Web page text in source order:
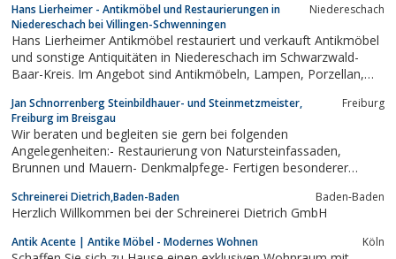
Hans Lierheimer - Antikmöbel und Restaurierungen in
Niedereschach bei Villingen-Schwenningen
Niedereschach
Hans Lierheimer Antikmöbel restauriert und verkauft Antikmöbel
und sonstige Antiquitäten in Niedereschach im Schwarzwald-
Baar-Kreis. Im Angebot sind Antikmöbeln, Lampen, Porzellan,
Jan Schnorrenberg Steinbildhauer- und Steinmetzmeister,
Freiburg im Breisgau
Freiburg
Wir beraten und begleiten sie gern bei folgenden
Angelegenheiten:- Restaurierung von Natursteinfassaden,
Brunnen und Mauern- Denkmalpfege- Fertigen besonderer
Naturstein
Schreinerei Dietrich,Baden-Baden Baden-Baden
Herzlich Willkommen bei der Schreinerei Dietrich GmbH
Antik Acente | Antike Möbel - Modernes Wohnen Köln